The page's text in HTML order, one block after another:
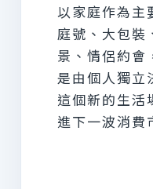
以家庭作為主
庭號、大包裝
景、情侶約會
是由個人獨立
這個新的生活
進下一波消費